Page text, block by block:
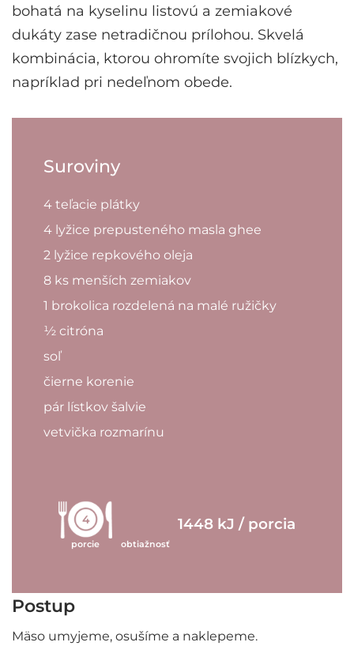
bohatá na kyselinu listovú a zemiakové
dukáty zase netradičnou prílohou. Skvelá
kombinácia, ktorou ohromíte svojich blízkych,
napríklad pri nedeľnom obede.
Suroviny
4 teľacie plátky
4 lyžice prepusteného masla ghee
2 lyžice repkového oleja
8 ks menších zemiakov
1 brokolica rozdelená na malé ružičky
½ citróna
soľ
čierne korenie
pár lístkov šalvie
vetvička rozmarínu
4
porcie obtiažnosť
1448 kJ / porcia
Postup
Mäso umyjeme, osušíme a naklepeme.